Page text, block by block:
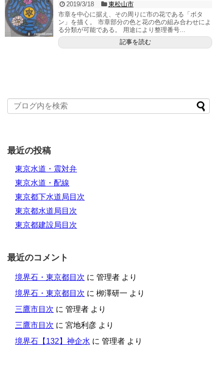
2019/3/18
東松山市
市章を中心に据え、その周りに市の花である「ボタ
ン」を描く。 市章部分の色と花の色の組み合わせによ
る分類が可能である。 用途により整理番号...
記事を読む
最近の投稿
東京水道・震対弁
東京水道・配線
東京都下水道局目次
東京都水道局目次
東京都建設局目次
最近のコメント
境界石・東京都目次 に 管理者 より
境界石・東京都目次 に 栁澤研一 より
三鷹市目次 に 管理者 より
三鷹市目次 に 宮地利彦 より
境界石【132】神企水 に 管理者 より